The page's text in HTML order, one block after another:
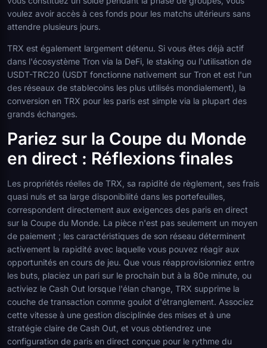
voulez avoir accès à ces fonds pour les matchs ultérieurs sans
attendre plusieurs jours.
TRX est également largement détenu. Si vous êtes déjà actif
dans l'écosystème Tron via la DeFi, le staking ou l'utilisation de
USDT-TRC20 (USDT fonctionne nativement sur Tron et est l'un
des réseaux de stablecoins les plus utilisés mondialement), la
conversion en TRX pour les paris est simple via la plupart des
grands échanges.
Pariez sur la Coupe du Monde
en direct : Réflexions finales
Les propriétés réelles de TRX, sa rapidité de règlement, ses frais
quasi nuls et sa large disponibilité dans les portefeuilles,
correspondent directement aux exigences des paris en direct
sur la Coupe du Monde. La pièce n'est pas seulement un moyen
de paiement ; les caractéristiques de son réseau déterminent
activement la rapidité avec laquelle vous pouvez réagir aux
opportunités en cours de jeu. Que vous réapprovisionniez entre
les buts, placiez un pari sur le prochain but à la 80e minute, ou
activiez le Cash Out lorsque l'élan change, TRX supprime la
couche de transaction comme goulot d'étranglement. Associez
cette vitesse à une gestion disciplinée des mises et à une
stratégie claire de Cash Out, et vous obtiendrez une
configuration de paris en direct conçue pour le rythme du